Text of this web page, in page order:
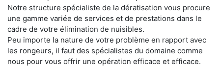
Notre structure spécialiste de la dératisation vous procure
une gamme variée de services et de prestations dans le
cadre de votre élimination de nuisibles.
Peu importe la nature de votre problème en rapport avec
les rongeurs, il faut des spécialistes du domaine comme
nous pour vous offrir une opération efficace et efficace.